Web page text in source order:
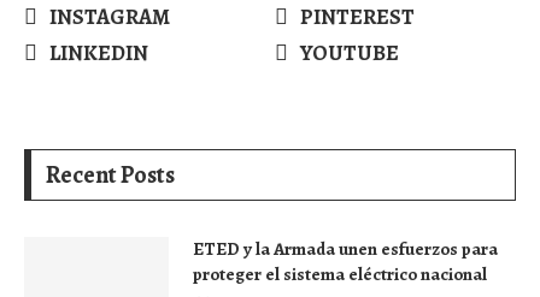
INSTAGRAM
PINTEREST
LINKEDIN
YOUTUBE
Recent Posts
ETED y la Armada unen esfuerzos para
proteger el sistema eléctrico nacional